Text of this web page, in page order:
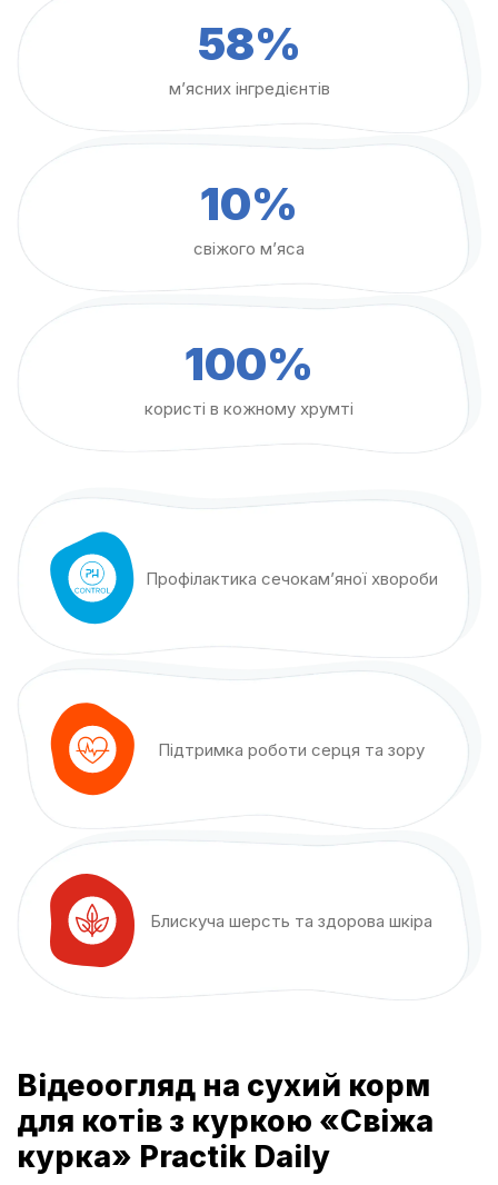
Профілактика сечокам’яної хвороби
Підтримка роботи серця та зору
Блискуча шерсть та здорова шкіра
58%
м’ясних інгредієнтів
10%
свіжого м’яса
100%
користі в кожному хрумті
Відеоогляд на сухий корм
для котів з куркою «Свіжа
курка» Practik Daily